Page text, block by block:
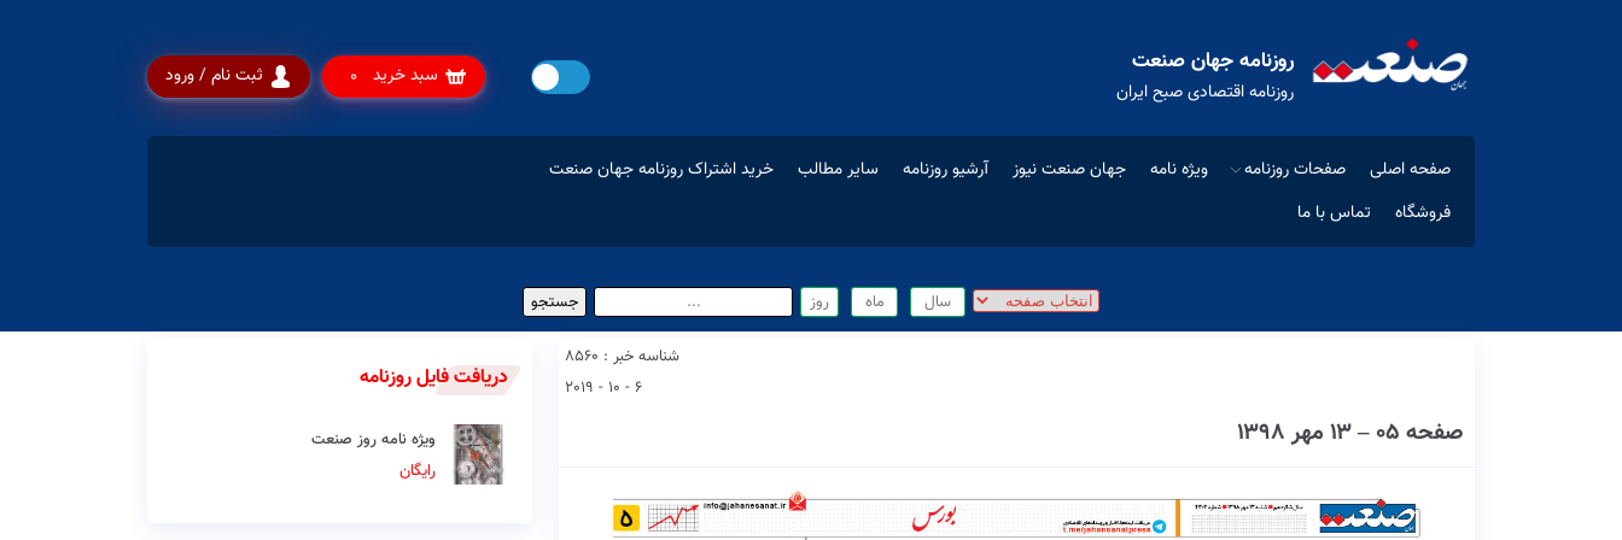
روزنامه جهان صنعت
روزنامه اقتصادی صبح ایران
ثبت نام / ورود سبد خرید 0
صفحه اصلی صفحات روزنامه ویژه نامه جهان صنعت نیوز آرشیو روزنامه سایر مطالب
خرید اشتراک روزنامه جهان صنعت
فروشگاه
تماس با ما
شناسه خبر : 8560
6 - 10 - 2019
صفحه ۰۵ – ۱۳ مهر ۱۳۹۸
دریافت فایل روزنامه
ویژه نامه روز صنعت
رایگان